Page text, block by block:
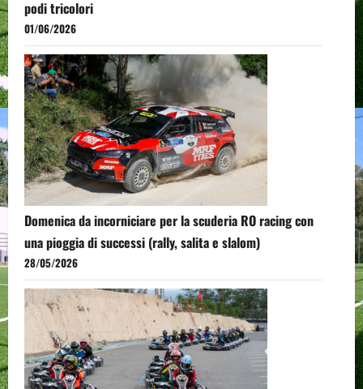
podi tricolori
01/06/2026
Domenica da incorniciare per la scuderia RO racing con
una pioggia di successi (rally, salita e slalom)
28/05/2026